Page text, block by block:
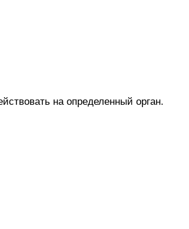
на определенный орган.